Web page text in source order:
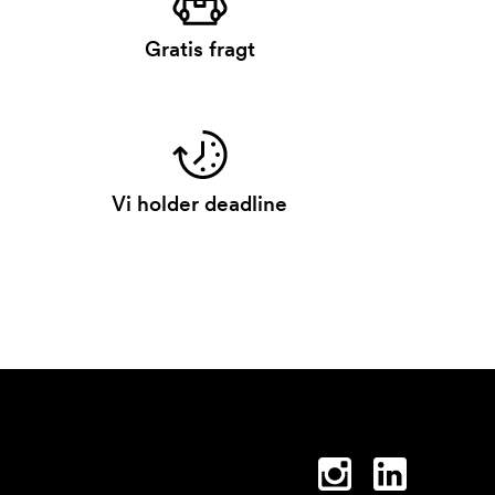
Gratis fragt
Vi holder deadline